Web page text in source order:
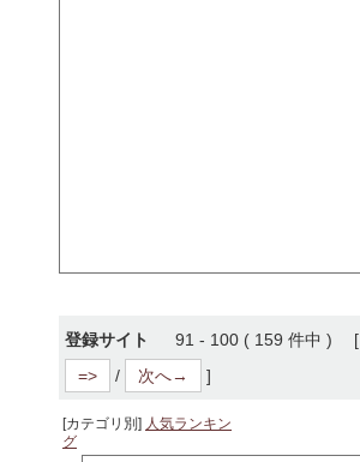
登録サイト 91 - 100 ( 159 件中 ) [
=>
/ 次へ→ ]
[カテゴリ別] 人気ランキン
グ